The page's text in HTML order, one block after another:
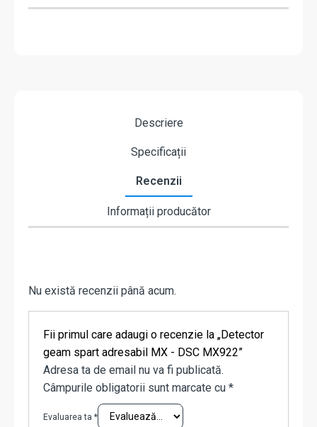
Descriere
Specificații
Recenzii
Informații producător
Nu există recenzii până acum.
Fii primul care adaugi o recenzie la „Detector
geam spart adresabil MX - DSC MX922”
Adresa ta de email nu va fi publicată.
Câmpurile obligatorii sunt marcate cu *
Evaluarea ta *